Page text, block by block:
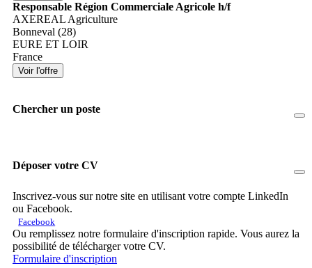
Responsable Région Commerciale Agricole h/f
AXEREAL Agriculture
Bonneval (28)
EURE ET LOIR
France
Chercher un poste
Déposer votre CV
Inscrivez-vous sur notre site en utilisant votre compte LinkedIn
ou Facebook.
Facebook
Ou remplissez notre formulaire d'inscription rapide. Vous aurez la
possibilité de télécharger votre CV.
Formulaire d'inscription